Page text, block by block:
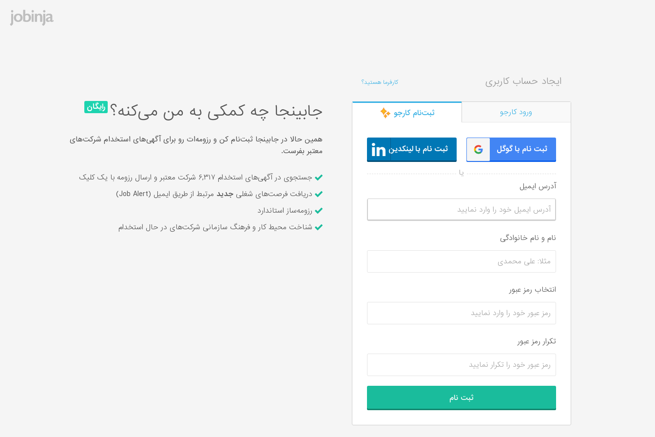
کارفرما هستید؟ ایجاد حساب کاربری
ورود کارجو ثبت‌‌نام کارجو
ثبت نام با گوگل ثبت نام با لینکدین
آدرس ایمیل
نام و نام‌ خانوادگی
انتخاب رمز عبور
تکرار رمز عبور
جابینجا چه کمکی به من می‌کنه؟ رایگان
همین حالا در جابینجا ثبت‌نام کن و رزومه‌ات رو برای آگهی‌های استخدام شرکت‌های
معتبر بفرست.
جستجوی در آگهی‌های استخدام ۶,۳۱۷ شرکت معتبر و ارسال رزومه با یک کلیک
دریافت فرصت‌های شغلی جدید مرتبط از طریق ایمیل (Job Alert)
رزومه‌ساز استاندارد
شناخت محیط کار و فرهنگ سازمانی شرکت‌های در حال استخدام